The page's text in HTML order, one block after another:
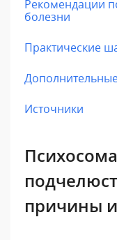
Рекомендации
болезни
Практические
Источники
причины